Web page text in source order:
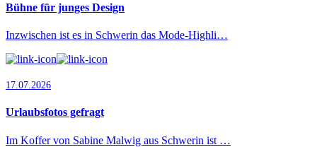
Bühne für junges Design
Inzwischen ist es in Schwerin das Mode-Highli…
17.07.2026
Urlaubsfotos gefragt
Im Koffer von Sabine Malwig aus Schwerin ist …